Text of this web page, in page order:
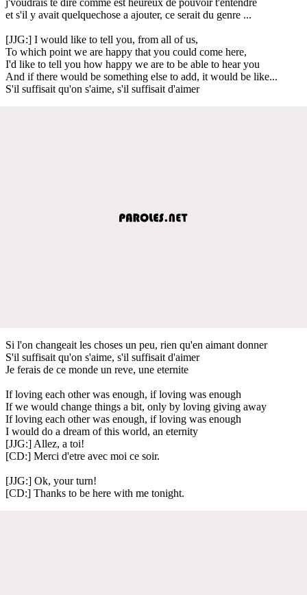
et s'il y avait quelquechose a ajouter, ce serait du genre ...
[JJG:] I would like to tell you, from all of us,
To which point we are happy that you could come here,
I'd like to tell you how happy we are to be able to hear you
And if there would be something else to add, it would be like...
S'il suffisait qu'on s'aime, s'il suffisait d'aimer
Si l'on changeait les choses un peu, rien qu'en aimant donner
S'il suffisait qu'on s'aime, s'il suffisait d'aimer
Je ferais de ce monde un reve, une eternite
If loving each other was enough, if loving was enough
If we would change things a bit, only by loving giving away
If loving each other was enough, if loving was enough
I would do a dream of this world, an eternity
[JJG:] Allez, a toi!
[CD:] Merci d'etre avec moi ce soir.
[JJG:] Ok, your turn!
[CD:] Thanks to be here with me tonight.